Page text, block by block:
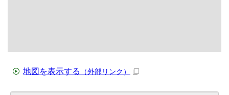
地図を表示する （外部リンク）